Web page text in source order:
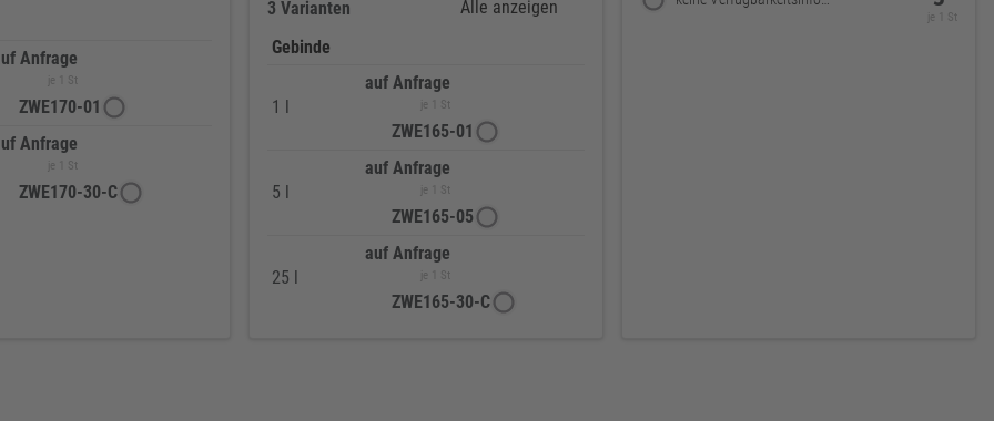
Anfrage
je 1 St
ZWE170-01
Anfrage
je 1 St
ZWE170-30-C
3 Varianten
Alle anzeigen
Gebinde
1 l
auf Anfrage
je 1 St
ZWE165-01
5 l
auf Anfrage
je 1 St
ZWE165-05
25 l
auf Anfrage
je 1 St
ZWE165-30-C
je 1 St